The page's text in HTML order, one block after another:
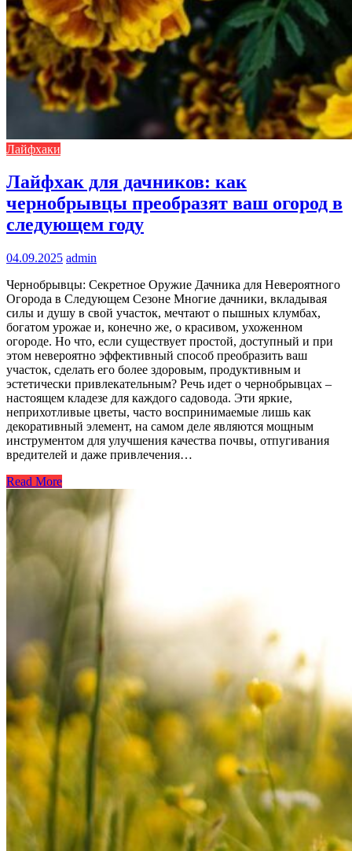
Лайфхаки
Лайфхак для дачников: как
чернобрывцы преобразят ваш огород в
следующем году
04.09.2025 admin
Чернобрывцы: Секретное Оружие Дачника для Невероятного
Огорода в Следующем Сезоне Многие дачники, вкладывая
силы и душу в свой участок, мечтают о пышных клумбах,
богатом урожае и, конечно же, о красивом, ухоженном
огороде. Но что, если существует простой, доступный и при
этом невероятно эффективный способ преобразить ваш
участок, сделать его более здоровым, продуктивным и
эстетически привлекательным? Речь идет о чернобрывцах –
настоящем кладезе для каждого садовода. Эти яркие,
неприхотливые цветы, часто воспринимаемые лишь как
декоративный элемент, на самом деле являются мощным
инструментом для улучшения качества почвы, отпугивания
вредителей и даже привлечения…
Read More